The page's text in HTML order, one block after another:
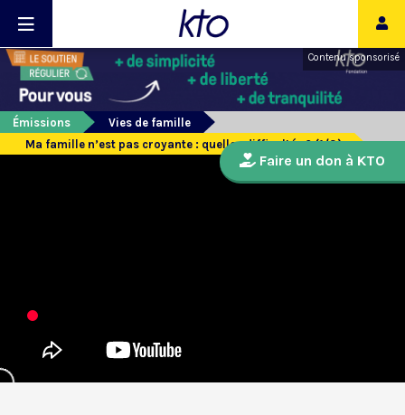
Contenu sponsorisé
Émissions
Vies de famille
Ma famille n’est pas croyante : quelles difficultés ? (1/3)
Faire un don à KTO